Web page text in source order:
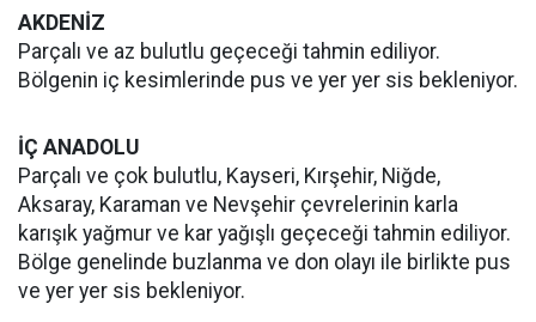
AKDENİZ
Parçalı ve az bulutlu geçeceği tahmin ediliyor.
Bölgenin iç kesimlerinde pus ve yer yer sis bekleniyor.
İÇ ANADOLU
Parçalı ve çok bulutlu, Kayseri, Kırşehir, Niğde,
Aksaray, Karaman ve Nevşehir çevrelerinin karla
karışık yağmur ve kar yağışlı geçeceği tahmin ediliyor.
Bölge genelinde buzlanma ve don olayı ile birlikte pus
ve yer yer sis bekleniyor.